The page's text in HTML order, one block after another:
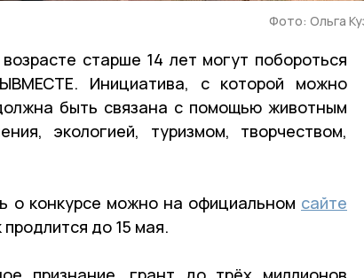
Фото: Ольга
старше 14 лет могут побороться
Инициатива, с которой можно
быть связана с помощью животным
экологией, туризмом, творчеством,
о конкурсе можно на официальном сайте
до 15 мая.